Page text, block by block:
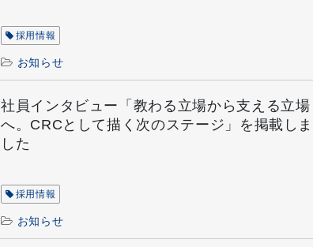
採用情報
お知らせ
社員インタビュー「教わる立場から支える立場
へ。CRCとして描く次のステージ」を掲載しま
した
採用情報
お知らせ